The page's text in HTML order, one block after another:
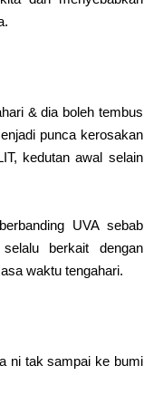
& dia boleh tembus
punca kerosakan
kedutan awal selain
UVA sebab
berkait dengan
waktu tengahari.
ni tak sampai ke bumi